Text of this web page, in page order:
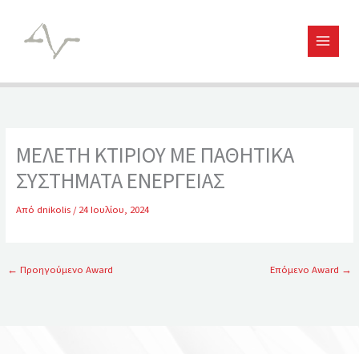
περιεχόμενο
ΜΕΛΕΤΗ ΚΤΙΡΙΟΥ ΜΕ ΠΑΘΗΤΙΚΑ
ΣΥΣΤΗΜΑΤΑ ΕΝΕΡΓΕΙΑΣ
Από dnikolis/24 Ιουλίου, 2024
← Προηγούμενο Award Επόμενο Award →